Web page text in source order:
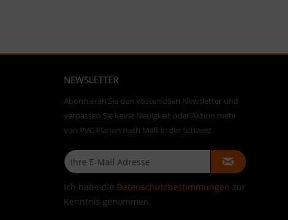
NEWSLETTER
Abonnieren Sie den kostenlosen Newsletter und
verpassen Sie keine Neuigkeit oder Aktion mehr
von PVC Planen nach Maß in der Schweiz.
Ich habe die Datenschutzbestimmungen zur
Kenntnis genommen.